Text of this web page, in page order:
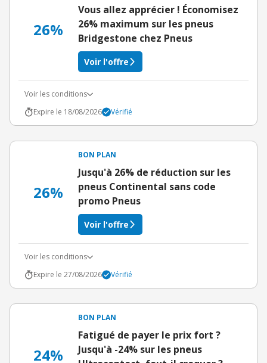
26%
Vous allez apprécier ! Économisez
26% maximum sur les pneus
Bridgestone chez Pneus
Voir l'offre
Voir les conditions
Expire le 18/08/2026
Vérifié
26%
BON PLAN
Jusqu'à 26% de réduction sur les
pneus Continental sans code
promo Pneus
Voir l'offre
Voir les conditions
Expire le 27/08/2026
Vérifié
24%
BON PLAN
Fatigué de payer le prix fort ?
Jusqu'à -24% sur les pneus